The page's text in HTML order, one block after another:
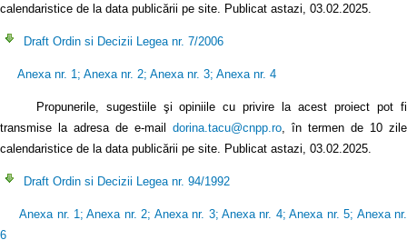
calendaristice de la data publicării pe site. Publicat astazi, 03.02.2025.
Draft Ordin si Decizii Legea nr. 7/2006
Anexa nr. 1 ; Anexa nr. 2; Anexa nr. 3; Anexa nr. 4
Propunerile, sugestiile şi opiniile cu privire la acest proiect pot fi
transmise la adresa de e-mail dorina.tacu@cnpp.ro , în termen de 10 zile
calendaristice de la data publicării pe site. Publicat astazi, 03.02.2025.
Draft Ordin si Decizii Legea nr. 94/1992
Anexa nr. 1 ;Anexa nr. 2; Anexa nr. 3;Anexa nr. 4; Anexa nr. 5; Anexa nr.
6